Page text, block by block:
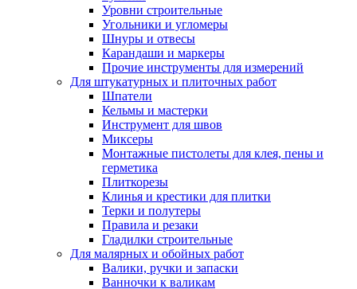
Уровни строительные
Угольники и угломеры
Шнуры и отвесы
Карандаши и маркеры
Прочие инструменты для измерений
Для штукатурных и плиточных работ
Шпатели
Кельмы и мастерки
Инструмент для швов
Миксеры
Монтажные пистолеты для клея, пены и
герметика
Плиткорезы
Клинья и крестики для плитки
Терки и полутеры
Правила и резаки
Гладилки строительные
Для малярных и обойных работ
Валики, ручки и запаски
Ванночки к валикам